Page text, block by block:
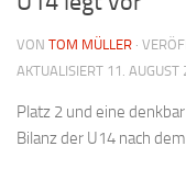
VON TOM MÜLLER ·
AKTUALISIERT 11. AUGUST
Platz 2 und eine
Bilanz der U14 nach